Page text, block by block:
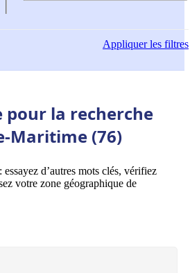
Appliquerles filtres
la recherche
Maritime (76)
d’autres mots clés, vérifiez
votre zone géographique de